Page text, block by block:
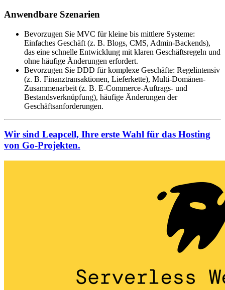
Anwendbare Szenarien
Bevorzugen Sie MVC für kleine bis mittlere Systeme:
Einfaches Geschäft (z. B. Blogs, CMS, Admin-Backends),
das eine schnelle Entwicklung mit klaren Geschäftsregeln und
ohne häufige Änderungen erfordert.
Bevorzugen Sie DDD für komplexe Geschäfte: Regelintensiv
(z. B. Finanztransaktionen, Lieferkette), Multi-Domänen-
Zusammenarbeit (z. B. E-Commerce-Auftrags- und
Bestandsverknüpfung), häufige Änderungen der
Geschäftsanforderungen.
Wir sind Leapcell, Ihre erste Wahl für das Hosting
von Go-Projekten.